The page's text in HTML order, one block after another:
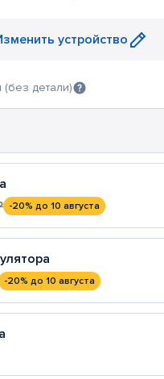
устройство
(без детали)
-20% до 10 августа
-20% до 10 августа